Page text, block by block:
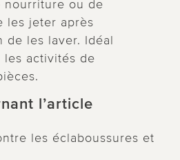
nourriture ou de
les jeter après
de les laver. Idéal
les activités de
l’article
les éclaboussures et